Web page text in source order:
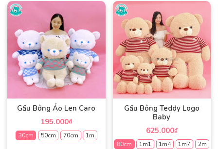
Gấu Bông Áo Len Caro
195.000₫
30cm
50cm 70cm 1m
Gấu Bông Teddy Logo
Baby
625.000₫
80cm
1m1 1m4 1m7 2m